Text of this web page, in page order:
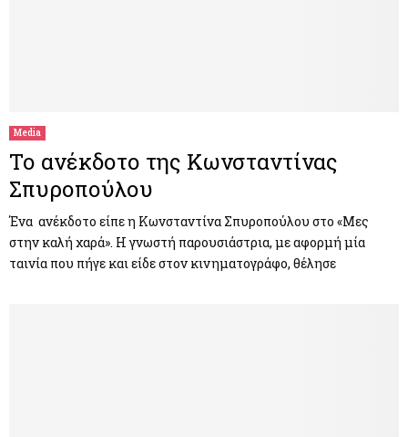
Media
Το ανέκδοτο της Κωνσταντίνας
Σπυροπούλου
Ένα ανέκδοτο είπε η Κωνσταντίνα Σπυροπούλου στο «Μες
στην καλή χαρά». Η γνωστή παρουσιάστρια, με αφορμή μία
ταινία που πήγε και είδε στον κινηματογράφο, θέλησε